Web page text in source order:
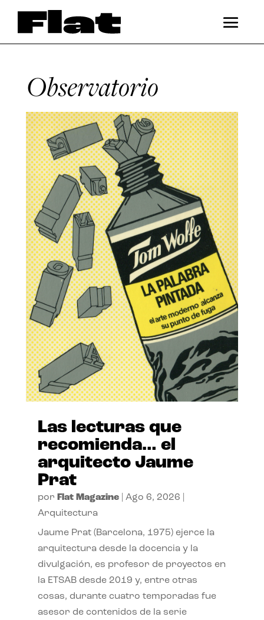
Observatorio
Las lecturas que
recomienda… el
arquitecto Jaume
Prat
por Flat Magazine| Ago 6, 2026
Arquitectura
Jaume Prat (Barcelona, 1975) ejerce la
arquitectura desde la docencia y la
divulgación, es profesor de proyectos en
la ETSAB desde 2019 y, entre otras
cosas, durante cuatro temporadas fue
asesor de contenidos de la serie